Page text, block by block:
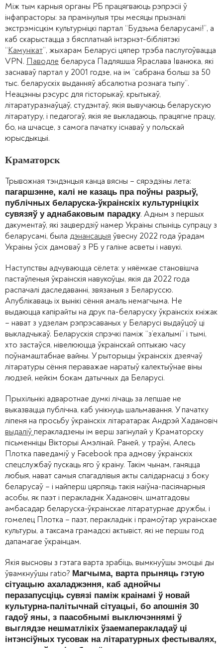
Між тым карныя органы РБ працягваюць рэпрэсіі ў
інфапрасторы: за прамінулыя тры месяцы прызналі
экстрэмісцкім культурніцкі партал “Будзьма беларусамі!”, а
каб скарыстацца з бясплатнай інтэрнэт-бібліятэкі
“Камунікат”, жыхарам Беларусі цяпер трэба паслугоўвацца
VPN. Паводле беларуса Падляшша Яраслава Іванюка, які
заснаваў партал у 2001 годзе, на ім “сабрана больш за 50
тыс. беларускіх выданняў абсалютна рознага тыпу”.
Неацэнны рэсурс для гісторыкаў, крытыкаў,
літаратуразнаўцаў, студэнтаў, якія вывучаюць беларускую
літаратуру, і педагогаў, якія яе выкладаюць, працягне працу,
бо, на шчасце, з самога пачатку існаваў у польскай
юрысдыкцыі.
Краматорск
Трывожная тэндэнцыя канца вясны – сярэдзіны лета:
пагаршэнне, калі не казаць пра поўны разрыў,
публічных беларуска-ўкраінскіх культурніцкіх
сувязяў у аднабаковым парадку. Адным з першых
дакументаў, які зацвердзіў намер Украіны спыніць супрацу з
беларусамі, была дэнансацыя ўвесну 2022 года ўрадам
Украіны ўсіх дамоваў з РБ у галіне асветы і навукі.
Наступствы адчуваюцца сёлета: у няёмкае становішча
пастаўленыя ўкраінскія навукоўцы, якія да 2022 года
распачалі даследаванні, звязаныя з Беларуссю.
Апублікаваць іх вынікі сёння амаль немагчыма. Не
выдаюцца капірайты на друк па-беларуску ўкраінскіх кніжак
– нават з удзелам рэпрэсаваных у Беларусі выдаўцоў ці
выкладчыкаў. Беларускія спрэчкі паміж “з’ехалымі” і тымі,
хто застаўся, нівелююцца ўкраінскай оптыкаю часу
поўнамаштабнае вайны. У рыторыцы ўкраінскіх дзеячаў
літаратуры сёння пераважае наратыў калектыўнае віны
людзей, нейкім бокам датычных да Беларусі.
Прыхільнікі адваротнае думкі лічаць за лепшае не
выказвацца публічна, каб унікнуць шальмавання. У пачатку
ліпеня на просьбу ўкраінскіх літаратарак Андрэй Хадановіч
выдаліўперакладзены ім верш загінулай у Краматорску
пісьменніцы Вікторыі Амэлінай. Раней, у траўні, Алесь
Плотка паведаміў у Facebook пра адмову ўкраінскіх
спецслужбаў пускаць яго ў краіну. Такім чынам, ганяцца
любыя, нават самыя спагадлівыя акты салідарнасці з боку
беларусаў – і найперш цярпяць такія наіўна-пасіянарныя
асобы, як паэт і перакладнік Хадановіч, шматгадовы
амбасадар беларуска-ўкраінскае літаратурнае дружбы, і
гомелец Плотка – паэт, перакладнік і прамоўтар украінскае
культуры, а таксама грамадскі актывіст, які не першы год
дапамагае ўкраінцам.
Якія высновы з гэтага варта зрабіць, вымкнуўшы эмоцыі ды
ўвамкнуўшы ratio? Магчыма, варта прыняць гэтую
сітуацыю ахаладжэння, каб аднойчы
перазапусціць сувязі паміж краінамі ў новай
культурна-палітычнай сітуацыі, бо апошнія 30
гадоў яны, з паасобнымі выключэннямі ў
выглядзе нешматлікіх ўзаемаперакладаў ці
інтэнсіўных тусовак на літаратурных фестывалях,